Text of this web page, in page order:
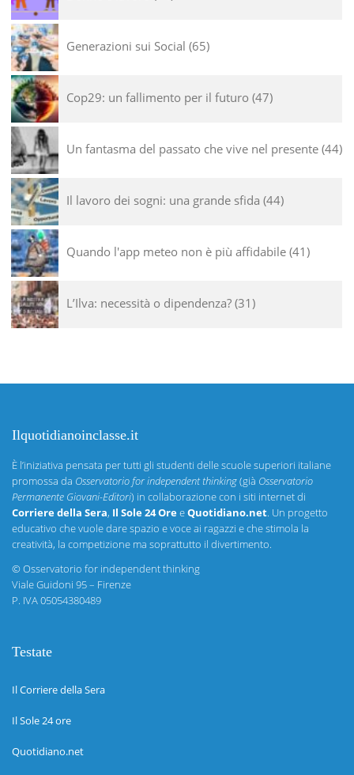
Generazioni sui Social 65
Cop29: un fallimento per il futuro 47
Un fantasma del passato che vive nel presente 44
Il lavoro dei sogni: una grande sfida 44
Quando l'app meteo non è più affidabile 41
L’Ilva: necessità o dipendenza? 31
Ilquotidianoinclasse.it
È l’iniziativa pensata per tutti gli studenti delle scuole superiori italiane
promossa da Osservatorio for independent thinking(già Osservatorio
Permanente Giovani-Editori) in collaborazione con i siti internet di
Corriere della Sera, Il Sole 24 OreeQuotidiano.net. Un progetto
educativo che vuole dare spazio e voce ai ragazzi e che stimola la
creatività, la competizione ma soprattutto il divertimento.
©Osservatorio for independent thinking
Viale Guidoni 95 – Firenze
P. IVA 05054380489
Testate
Il Corriere della Sera
Il Sole 24 ore
Quotidiano.net